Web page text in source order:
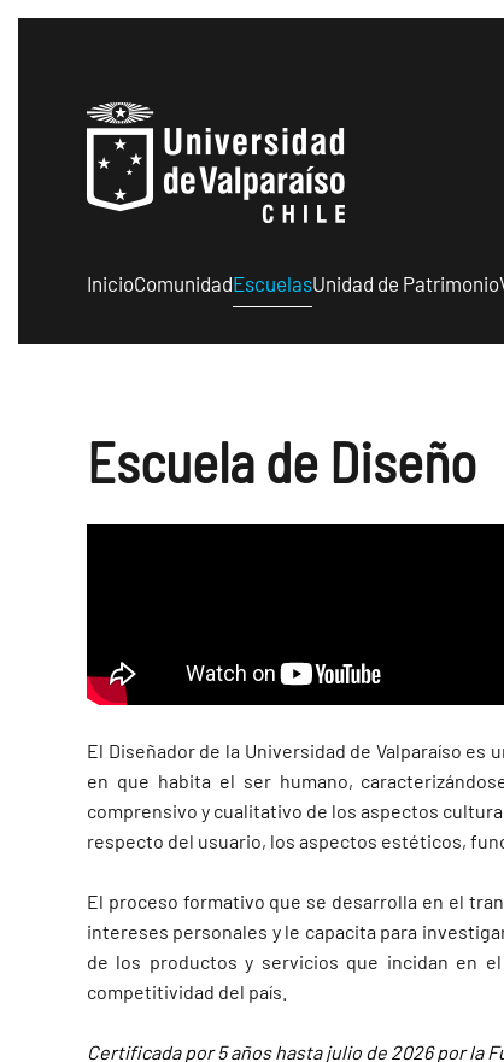
InicioComunidadEscuelasUnidad de Patrimonio
Escuela de Diseño
El Diseñador de la Universidad de Valparaíso
en que habita el ser humano,
comprensivo y cualitativo de los aspectos
respecto del usuario, los aspectos estéticos,
El proceso formativo que se desarrolla en el
intereses personales y le capacita para
de los productos y servicios que incidan en
competitividad del país.
Certificada por 5 años hasta julio de 2026 por la